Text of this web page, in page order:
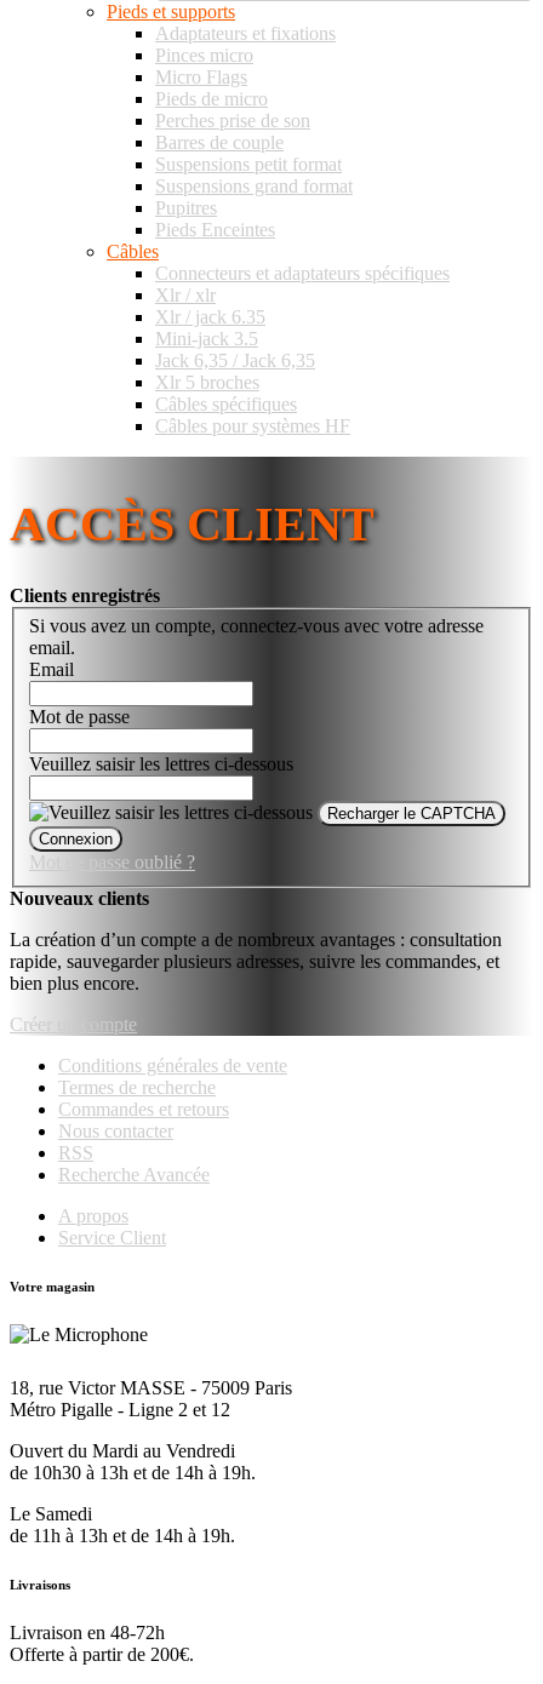
Pieds et supports
Adaptateurs et fixations
Pinces micro
Micro Flags
Pieds de micro
Perches prise de son
Barres de couple
Suspensions petit format
Suspensions grand format
Pupitres
Pieds Enceintes
Câbles
Connecteurs et adaptateurs spécifiques
Xlr / xlr
Xlr / jack 6.35
Mini-jack 3.5
Jack 6,35 / Jack 6,35
Xlr 5 broches
Câbles spécifiques
Câbles pour systèmes HF
ACCÈS CLIENT
Clients enregistrés
Si vous avez un compte, connectez-vous avec votre adresse
email.
Email
Mot de passe
Veuillez saisir les lettres ci-dessous
Recharger le CAPTCHA
Connexion
Mot de passe oublié ?
Nouveaux clients
La création d’un compte a de nombreux avantages : consultation
rapide, sauvegarder plusieurs adresses, suivre les commandes, et
bien plus encore.
Créer un compte
Conditions générales de vente
Termes de recherche
Commandes et retours
Nous contacter
RSS
Recherche Avancée
A propos
Service Client
Votre magasin
18, rue Victor MASSE - 75009 Paris
Métro Pigalle - Ligne 2 et 12
Ouvert du Mardi au Vendredi
de 10h30 à 13h et de 14h à 19h.
Le Samedi
de 11h à 13h et de 14h à 19h.
Livraisons
Livraison en 48-72h
Offerte à partir de 200€.